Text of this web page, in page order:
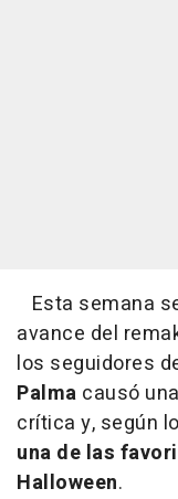
Esta semana
avance del
los seguidores
Palma causó
crítica y, según
una de las
Halloween.